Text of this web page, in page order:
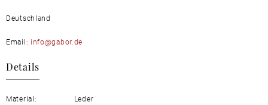
Deutschland
Email: info@gabor.de
Details
Material:
Leder